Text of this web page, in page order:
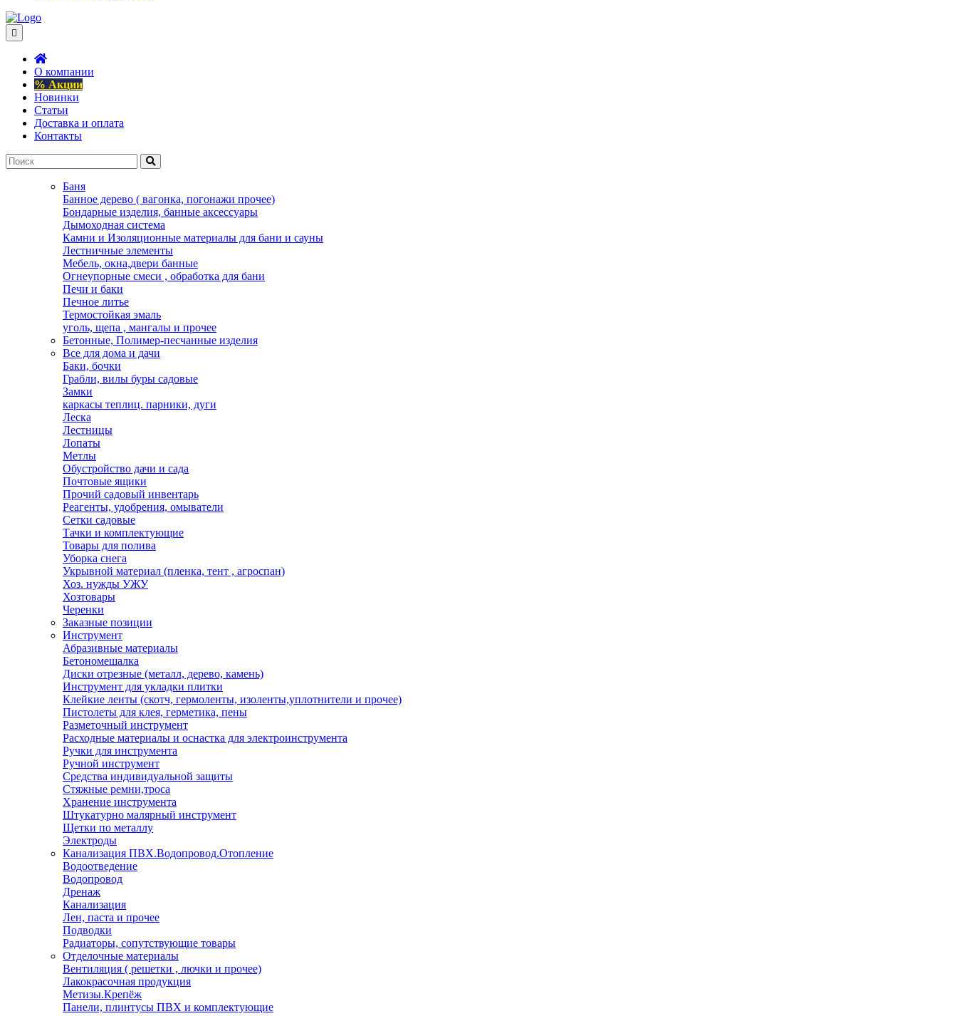
О компании
% Акции
Новинки
Статьи
Доставка и оплата
Контакты
Баня
Банное дерево ( вагонка, погонажи прочее)
Бондарные изделия, банные аксессуары
Дымоходная система
Камни и Изоляционные материалы для бани и сауны
Лестничные элементы
Мебель, окна,двери банные
Огнеупорные смеси , обработка для бани
Печи и баки
Печное литье
Термостойкая эмаль
уголь, щепа , мангалы и прочее
Бетонные, Полимер-песчанные изделия
Все для дома и дачи
Баки, бочки
Грабли, вилы буры садовые
Замки
каркасы теплиц. парники, дуги
Леска
Лестницы
Лопаты
Метлы
Обустройство дачи и сада
Почтовые ящики
Прочий садовый инвентарь
Реагенты, удобрения, омыватели
Сетки садовые
Тачки и комплектующие
Товары для полива
Уборка снега
Укрывной материал (пленка, тент , агроспан)
Хоз. нужды УЖУ
Хозтовары
Черенки
Заказные позиции
Инструмент
Абразивные материалы
Бетономешалка
Диски отрезные (металл, дерево, камень)
Инструмент для укладки плитки
Клейкие ленты (скотч, гермоленты, изоленты,уплотнители и прочее)
Пистолеты для клея, герметика, пены
Разметочный инструмент
Расходные материалы и оснастка для электроинструмента
Ручки для инструмента
Ручной инструмент
Средства индивидуальной защиты
Стяжные ремни,троса
Хранение инструмента
Штукатурно малярный инструмент
Щетки по металлу
Электроды
Канализация ПВХ.Водопровод.Отопление
Водоотведение
Водопровод
Дренаж
Канализация
Лен, паста и прочее
Подводки
Радиаторы, сопутствующие товары
Отделочные материалы
Вентиляция ( решетки , лючки и прочее)
Лакокрасочная продукция
Метизы.Крепёж
Панели, плинтусы ПВХ и комплектующие